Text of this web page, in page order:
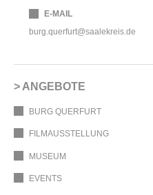
E-MAIL
burg.querfurt@saalekreis.de
ANGEBOTE
BURG QUERFURT
FILMAUSSTELLUNG
MUSEUM
EVENTS